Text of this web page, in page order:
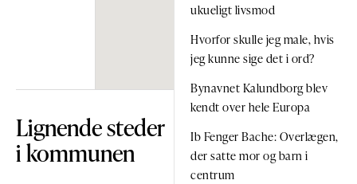
Lignende steder
i kommunen
ukueligt livsmod
Hvorfor skulle jeg male, hvis
jeg kunne sige det i ord?
Bynavnet Kalundborg blev
kendt over hele Europa
Ib Fenger Bache: Overlægen,
der satte mor og barn i
centrum